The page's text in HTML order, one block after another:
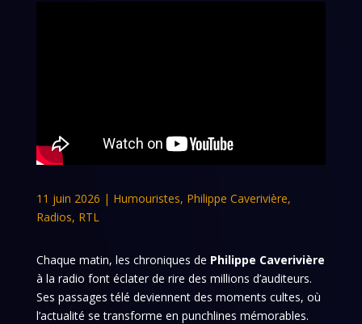
11 juin 2026 | Humouristes, Philippe Caverivière,
Radios, RTL
Chaque matin, les chroniques de Philippe Caverivière
à la radio font éclater de rire des millions d’auditeurs.
Ses passages télé deviennent des moments cultes, où
l’actualité se transforme en punchlines mémorables.